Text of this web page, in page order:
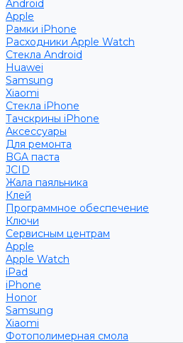
Android
Apple
Рамки iPhone
Расходники Apple Watch
Стекла Android
Huawei
Samsung
Xiaomi
Стекла iPhone
Тачскрины iPhone
Аксессуары
Для ремонта
BGA паста
JCID
Жала паяльника
Клей
Программное обеспечение
Ключи
Сервисным центрам
Apple
Apple Watch
iPad
iPhone
Honor
Samsung
Xiaomi
Фотополимерная смола